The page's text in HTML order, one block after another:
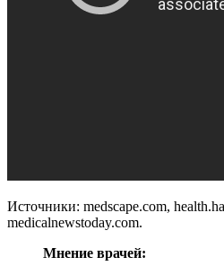
Источники: medscape.com,
medicalnewstoday.com.
Мнение врачей: